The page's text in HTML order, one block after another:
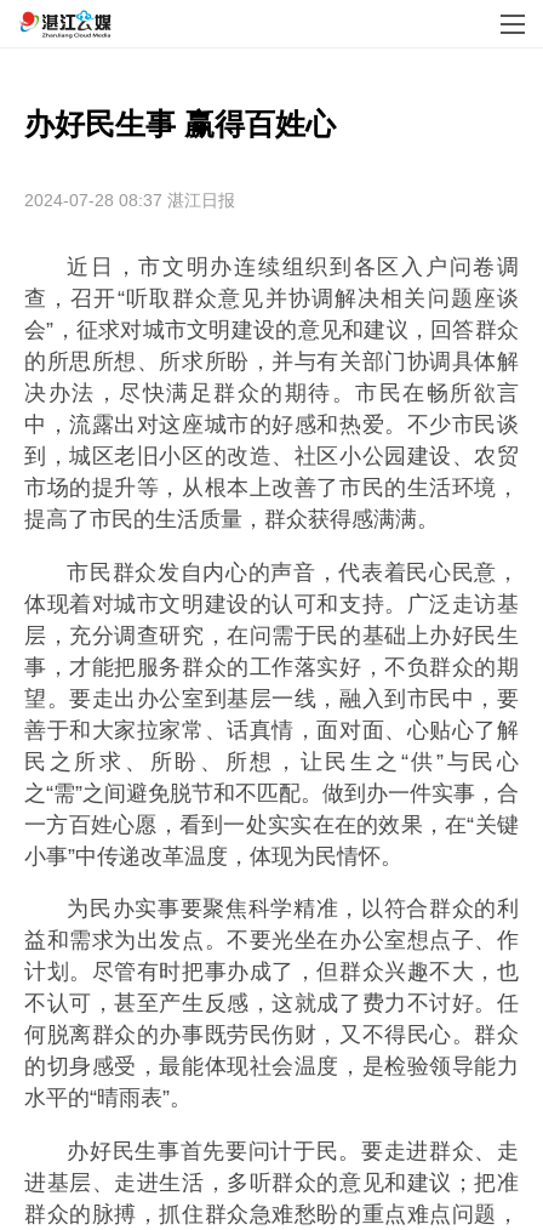
办好民生事 赢得百姓心
2024-07-28 08:37 湛江日报
近日，市文明办连续组织到各区入户问卷调
查，召开“听取群众意见并协调解决相关问题座谈
会”，征求对城市文明建设的意见和建议，回答群众
的所思所想、所求所盼，并与有关部门协调具体解
决办法，尽快满足群众的期待。市民在畅所欲言
中，流露出对这座城市的好感和热爱。不少市民谈
到，城区老旧小区的改造、社区小公园建设、农贸
市场的提升等，从根本上改善了市民的生活环境，
提高了市民的生活质量，群众获得感满满。
市民群众发自内心的声音，代表着民心民意，
体现着对城市文明建设的认可和支持。广泛走访基
层，充分调查研究，在问需于民的基础上办好民生
事，才能把服务群众的工作落实好，不负群众的期
望。要走出办公室到基层一线，融入到市民中，要
善于和大家拉家常、话真情，面对面、心贴心了解
民之所求、所盼、所想，让民生之“供”与民心
之“需”之间避免脱节和不匹配。做到办一件实事，合
一方百姓心愿，看到一处实实在在的效果，在“关键
小事”中传递改革温度，体现为民情怀。
为民办实事要聚焦科学精准，以符合群众的利
益和需求为出发点。不要光坐在办公室想点子、作
计划。尽管有时把事办成了，但群众兴趣不大，也
不认可，甚至产生反感，这就成了费力不讨好。任
何脱离群众的办事既劳民伤财，又不得民心。群众
的切身感受，最能体现社会温度，是检验领导能力
水平的“晴雨表”。
办好民生事首先要问计于民。要走进群众、走
进基层、走进生活，多听群众的意见和建议；把准
群众的脉搏，抓住群众急难愁盼的重点难点问题，